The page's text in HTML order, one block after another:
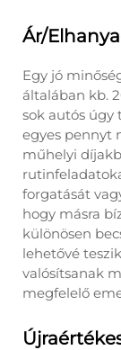
Ár/
Egy jó
általában kb.
sok autós úgy
egyes pennyt
műhelyi
forgatását
hogy másra
különösen
lehetővé
valósítsanak
megfelelő